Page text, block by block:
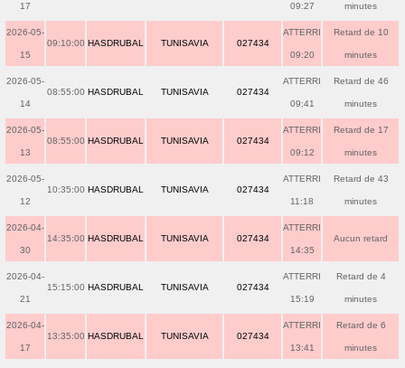
17 09:27 minutes
2026-05-
15
09:10:00 HASDRUBAL TUNISAVIA 027434
ATTERRI
09:20
Retard de 10
minutes
2026-05-
14
08:55:00 HASDRUBAL TUNISAVIA 027434
ATTERRI
09:41
Retard de 46
minutes
2026-05-
13
08:55:00 HASDRUBAL TUNISAVIA 027434
ATTERRI
09:12
Retard de 17
minutes
2026-05-
12
10:35:00 HASDRUBAL TUNISAVIA 027434
ATTERRI
11:18
Retard de 43
minutes
2026-04-
30
14:35:00 HASDRUBAL TUNISAVIA 027434
ATTERRI
14:35
Aucun retard
2026-04-
21
15:15:00 HASDRUBAL TUNISAVIA 027434
ATTERRI
15:19
Retard de 4
minutes
2026-04-
17
13:35:00 HASDRUBAL TUNISAVIA 027434
ATTERRI
13:41
Retard de 6
minutes